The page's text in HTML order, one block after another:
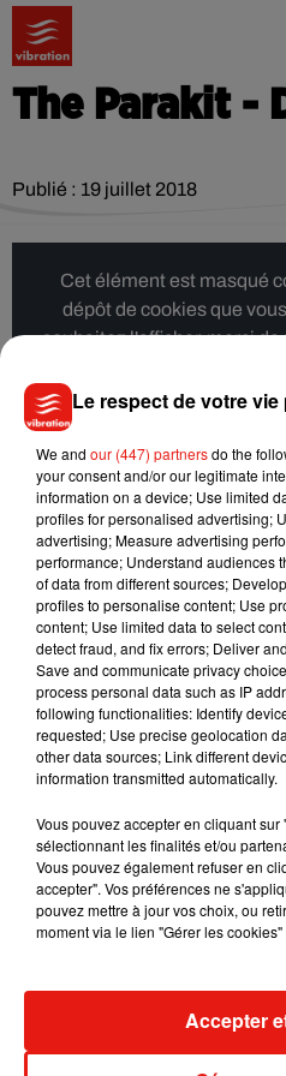
The Parakit -
Publié : 19 juillet 2018
Cet élément est masqué
dépôt de cookies que
souhaitez l'afficher, merci
en cliquant sur le
Musique
5 août 2026
Benny Blanco invite Selena
Becky G sur son nouveau
Le respect de votre
We and our (447) partnersdo the
your consent and/or our legitimate
information on a device; Use limited
profiles for personalised advertising;
advertising; Measure advertising
performance; Understand audiences
of data from different sources;
profiles to personalise content; Use
content; Use limited data to select
detect fraud, and fix errors; Deliver
Save and communicate privacy
process personal data such as IP
following functionalities: Identify
requested; Use precise geolocation
other data sources; Link different
information transmitted automatically.
Vous pouvez accepter en cliquant
sélectionnant les finalités et/ou
Vous pouvez également refuser en
accepter". Vos préférences ne
pouvez mettre à jour vos choix, ou
moment via le lien "Gérer les
Accepter